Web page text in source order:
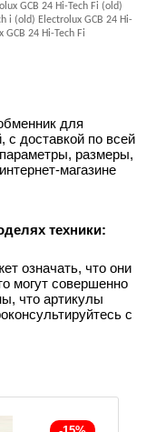
GCB 24 Hi-Tech Fi (old)
i (old) Electrolux GCB 24 Hi-
GCB 24 Hi-Tech Fi
для
с доставкой по всей
размеры,
магазине
техники:
означать, что они
могут совершенно
что артикулы
с